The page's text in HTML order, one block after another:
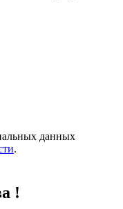
данных
.
!